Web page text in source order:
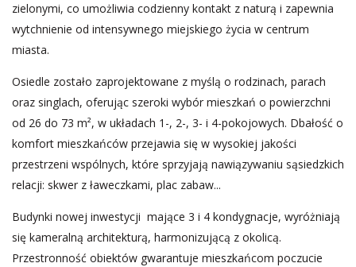
zielonymi, co umożliwia codzienny kontakt z naturą i zapewnia
wytchnienie od intensywnego miejskiego życia w centrum
miasta.
Osiedle zostało zaprojektowane z myślą o rodzinach, parach
oraz singlach, oferując szeroki wybór mieszkań o powierzchni
od 26 do 73 m², w układach 1-, 2-, 3- i 4-pokojowych. Dbałość o
komfort mieszkańców przejawia się w wysokiej jakości
przestrzeni wspólnych, które sprzyjają nawiązywaniu sąsiedzkich
relacji: skwer z ławeczkami, plac zabaw...
Budynki nowej inwestycji mające 3 i 4 kondygnacje, wyróżniają
się kameralną architekturą, harmonizującą z okolicą.
Przestronność obiektów gwarantuje mieszkańcom poczucie